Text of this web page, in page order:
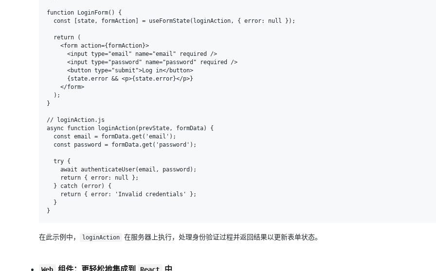
function LoginForm() {
}
// loginAction.js
async function loginAction(prevState, formData) {
在此示例中， loginAction 在服务器上执行，处理身份验证过程并返回结果以更新表单状态。
组件：更轻松地集成到 中